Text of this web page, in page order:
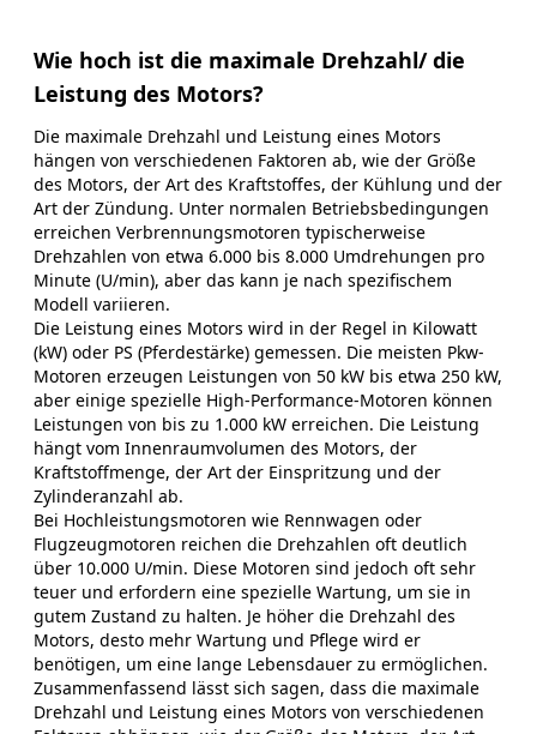
Wie hoch ist die maximale Drehzahl/ die
Leistung des Motors?
Die maximale Drehzahl und Leistung eines Motors
hängen von verschiedenen Faktoren ab, wie der Größe
des Motors, der Art des Kraftstoffes, der Kühlung und der
Art der Zündung. Unter normalen Betriebsbedingungen
erreichen Verbrennungsmotoren typischerweise
Drehzahlen von etwa 6.000 bis 8.000 Umdrehungen pro
Minute (U/min), aber das kann je nach spezifischem
Modell variieren.
Die Leistung eines Motors wird in der Regel in Kilowatt
(kW) oder PS (Pferdestärke) gemessen. Die meisten Pkw-
Motoren erzeugen Leistungen von 50 kW bis etwa 250 kW,
aber einige spezielle High-Performance-Motoren können
Leistungen von bis zu 1.000 kW erreichen. Die Leistung
hängt vom Innenraumvolumen des Motors, der
Kraftstoffmenge, der Art der Einspritzung und der
Zylinderanzahl ab.
Bei Hochleistungsmotoren wie Rennwagen oder
Flugzeugmotoren reichen die Drehzahlen oft deutlich
über 10.000 U/min. Diese Motoren sind jedoch oft sehr
teuer und erfordern eine spezielle Wartung, um sie in
gutem Zustand zu halten. Je höher die Drehzahl des
Motors, desto mehr Wartung und Pflege wird er
benötigen, um eine lange Lebensdauer zu ermöglichen.
Zusammenfassend lässt sich sagen, dass die maximale
Drehzahl und Leistung eines Motors von verschiedenen